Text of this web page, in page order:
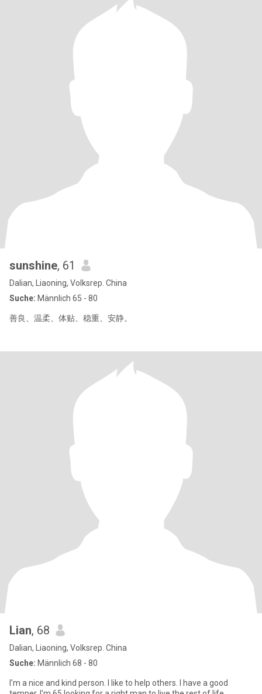
sunshine, 61
Dalian, Liaoning, Volksrep. China
Suche: Männlich 65 - 80
善良、温柔、体贴、稳重、安静。
Lian, 68
Dalian, Liaoning, Volksrep. China
Suche: Männlich 68 - 80
I'm a nice and kind person. I like to help others. I have a good